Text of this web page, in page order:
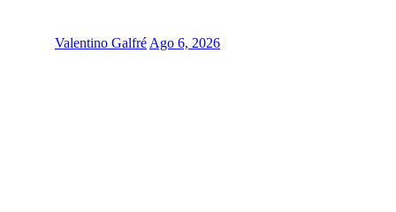
Valentino Galfré Ago 6, 2026